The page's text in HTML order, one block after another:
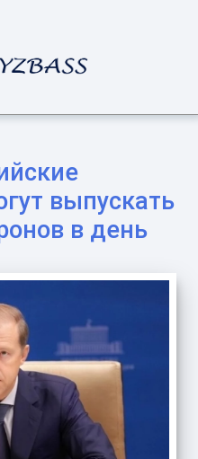
выпускать
в день